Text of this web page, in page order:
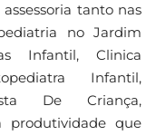
tanto nas
no Jardim
Infantil, Clinica
Infantil,
De Criança,
produtividade que